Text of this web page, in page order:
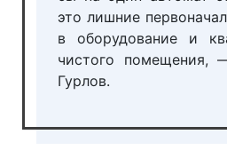
это лишние
в оборудование и
чистого помещения,
Гурлов.